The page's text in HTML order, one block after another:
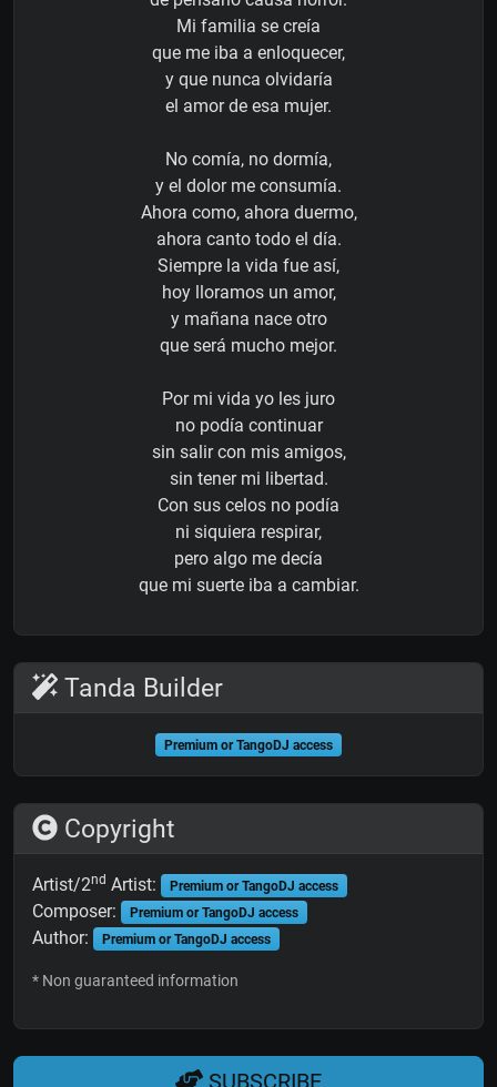
Mi familia se creía
que me iba a enloquecer,
y que nunca olvidaría
el amor de esa mujer.
No comía, no dormía,
y el dolor me consumía.
Ahora como, ahora duermo,
ahora canto todo el día.
Siempre la vida fue así,
hoy lloramos un amor,
y mañana nace otro
que será mucho mejor.
Por mi vida yo les juro
no podía continuar
sin salir con mis amigos,
sin tener mi libertad.
Con sus celos no podía
ni siquiera respirar,
pero algo me decía
que mi suerte iba a cambiar.
Tanda Builder
Premium or TangoDJ access
Copyright
Artist/2nd Artist: Premium or TangoDJ access
Composer: Premium or TangoDJ access
Author: Premium or TangoDJ access
* Non guaranteed information
SUBSCRIBE